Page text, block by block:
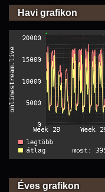
Havi grafikon
Éves grafikon